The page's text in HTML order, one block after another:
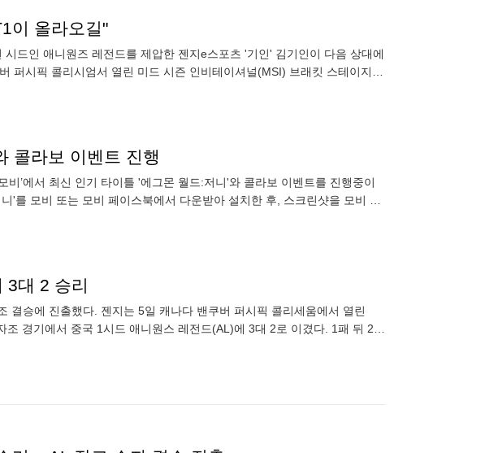
이 올라오길"
드인 애니원즈 레전드를 제압한 젠지e스포츠 '기인' 김기인이 다음 상대에
퍼시픽 콜리시엄서 열린 미드 시즌 인비테이셔널(MSI) 브래킷 스테이지
콜라보 이벤트 진행
비’에서 최신 인기 타이틀 '에그몬 월드:저니'와 콜라보 이벤트를 진행중이
'를 모비 또는 모비 페이스북에서 다운받아 설치한 후, 스크린샷을 모비 페
3대 2 승리
결승에 진출했다. 젠지는 5일 캐나다 밴쿠버 퍼시픽 콜리세움에서 열린
경기에서 중국 1시드 애니원스 레전드(AL)에 3대 2로 이겼다. 1패 뒤 2연